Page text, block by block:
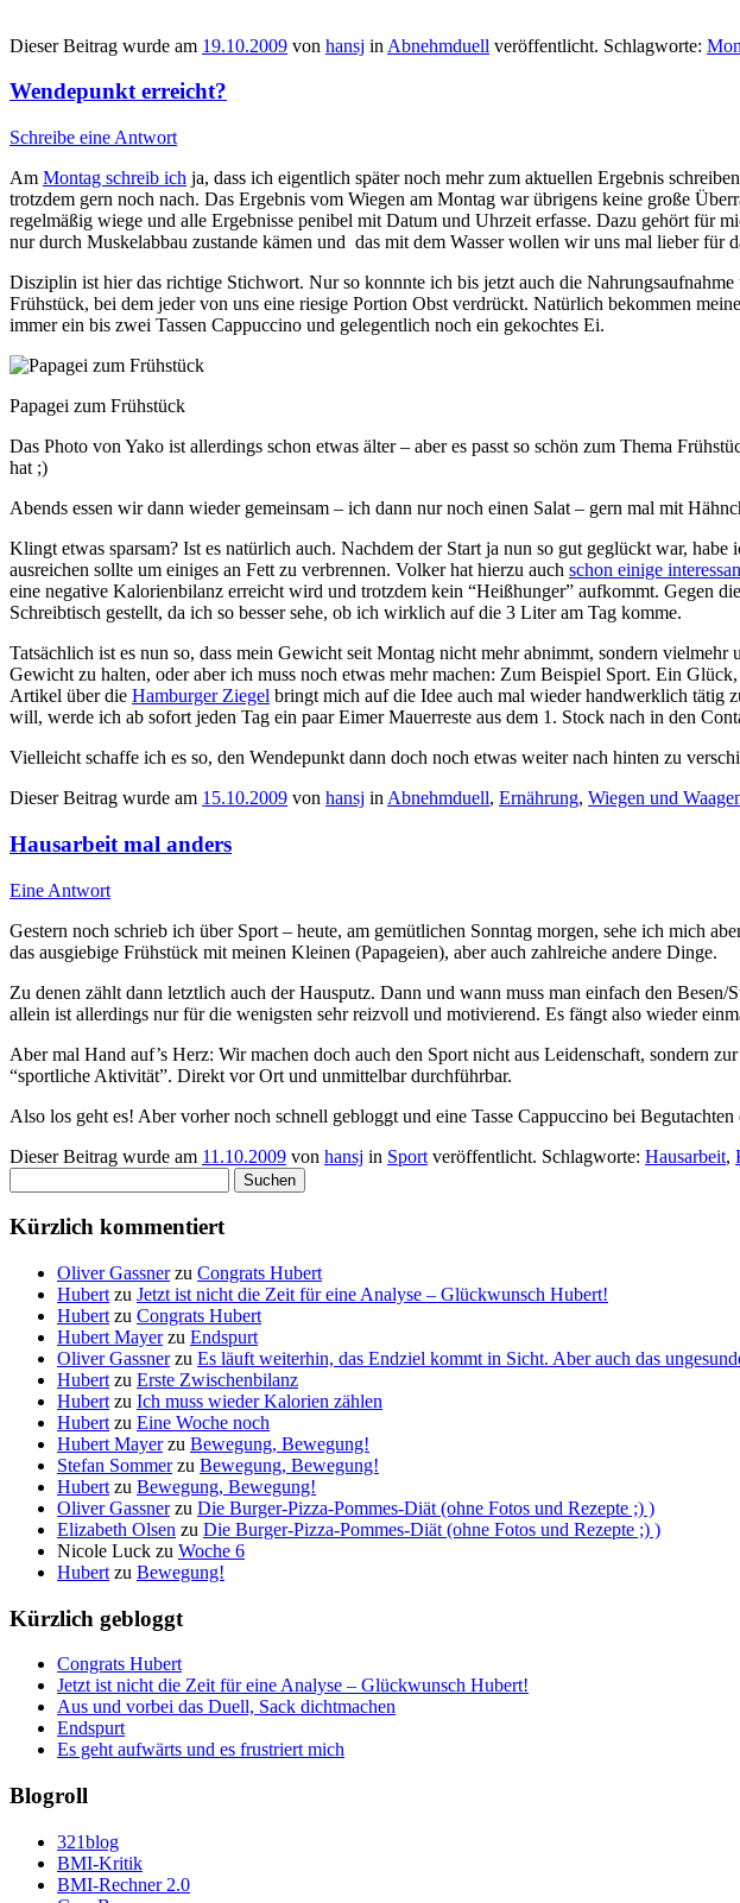
Dieser Beitrag wurde am 19.10.2009 von hansj in Abnehmduell veröffentlicht. Schlagworte:
Wendepunkt erreicht?
Schreibe eine Antwort
Am Montag schreib ich ja, dass ich eigentlich später noch mehr zum aktuellen Ergebnis
trotzdem gern noch nach. Das Ergebnis vom Wiegen am Montag war übrigens keine große
regelmäßig wiege und alle Ergebnisse penibel mit Datum und Uhrzeit erfasse. Dazu gehört für
nur durch Muskelabbau zustande kämen und das mit dem Wasser wollen wir uns mal lieber für
Disziplin ist hier das richtige Stichwort. Nur so konnnte ich bis jetzt auch die
Frühstück, bei dem jeder von uns eine riesige Portion Obst verdrückt. Natürlich bekommen
immer ein bis zwei Tassen Cappuccino und gelegentlich noch ein gekochtes Ei.
Papagei zum Frühstück
Das Photo von Yako ist allerdings schon etwas älter – aber es passt so schön zum Thema
hat ;)
Abends essen wir dann wieder gemeinsam – ich dann nur noch einen Salat – gern mal mit
Klingt etwas sparsam? Ist es natürlich auch. Nachdem der Start ja nun so gut geglückt war,
ausreichen sollte um einiges an Fett zu verbrennen. Volker hat hierzu auch schon einige
eine negative Kalorienbilanz erreicht wird und trotzdem kein “Heißhunger” aufkommt. Gegen
Schreibtisch gestellt, da ich so besser sehe, ob ich wirklich auf die 3 Liter am Tag komme.
Tatsächlich ist es nun so, dass mein Gewicht seit Montag nicht mehr abnimmt, sondern
Gewicht zu halten, oder aber ich muss noch etwas mehr machen: Zum Beispiel Sport. Ein
Artikel über die Hamburger Ziegel bringt mich auf die Idee auch mal wieder handwerklich tätig
will, werde ich ab sofort jeden Tag ein paar Eimer Mauerreste aus dem 1. Stock nach in den
Vielleicht schaffe ich es so, den Wendepunkt dann doch noch etwas weiter nach hinten zu
Dieser Beitrag wurde am 15.10.2009 von hansj in Abnehmduell, Ernährung, Wiegen und
Hausarbeit mal anders
Eine Antwort
Gestern noch schrieb ich über Sport – heute, am gemütlichen Sonntag morgen, sehe ich mich
das ausgiebige Frühstück mit meinen Kleinen (Papageien), aber auch zahlreiche andere Dinge.
Zu denen zählt dann letztlich auch der Hausputz. Dann und wann muss man einfach den
allein ist allerdings nur für die wenigsten sehr reizvoll und motivierend. Es fängt also wieder
Aber mal Hand auf’s Herz: Wir machen doch auch den Sport nicht aus Leidenschaft, sondern
“sportliche Aktivität”. Direkt vor Ort und unmittelbar durchführbar.
Also los geht es! Aber vorher noch schnell gebloggt und eine Tasse Cappuccino bei
Dieser Beitrag wurde am 11.10.2009 von hansj in Sport veröffentlicht. Schlagworte: Hausarbeit,
nach:
Kürzlich kommentiert
Oliver Gassnerzu Congrats Hubert
Hubert zu Jetzt ist nicht die Zeit für eine Analyse – Glückwunsch Hubert!
Hubert zu Congrats Hubert
Hubert Mayerzu Endspurt
Oliver Gassnerzu Es läuft weiterhin, das Endziel kommt in Sicht. Aber auch das
Hubert zu Erste Zwischenbilanz
Hubert zu Ich muss wieder Kalorien zählen
Hubert zu Eine Woche noch
Hubert Mayerzu Bewegung, Bewegung!
Stefan Sommerzu Bewegung, Bewegung!
Hubert zu Bewegung, Bewegung!
Oliver Gassnerzu Die Burger-Pizza-Pommes-Diät (ohne Fotos und Rezepte ;) )
Elizabeth Olsen zu Die Burger-Pizza-Pommes-Diät (ohne Fotos und Rezepte ;) )
Nicole Luck zu Woche 6
Hubert zu Bewegung!
Kürzlich gebloggt
Congrats Hubert
Jetzt ist nicht die Zeit für eine Analyse – Glückwunsch Hubert!
Aus und vorbei das Duell, Sack dichtmachen
Endspurt
Es geht aufwärts und es frustriert mich
Blogroll
321blog
BMI-Kritik
BMI-Rechner 2.0